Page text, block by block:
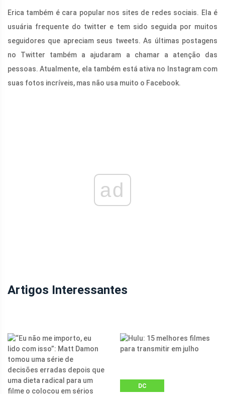
Erica também é cara popular nos sites de redes sociais. Ela é
usuária frequente do twitter e tem sido seguida por muitos
seguidores que apreciam seus tweets. As últimas postagens
no Twitter também a ajudaram a chamar a atenção das
pessoas. Atualmente, ela também está ativa no Instagram com
suas fotos incríveis, mas não usa muito o Facebook.
ad
Artigos Interessantes
DC